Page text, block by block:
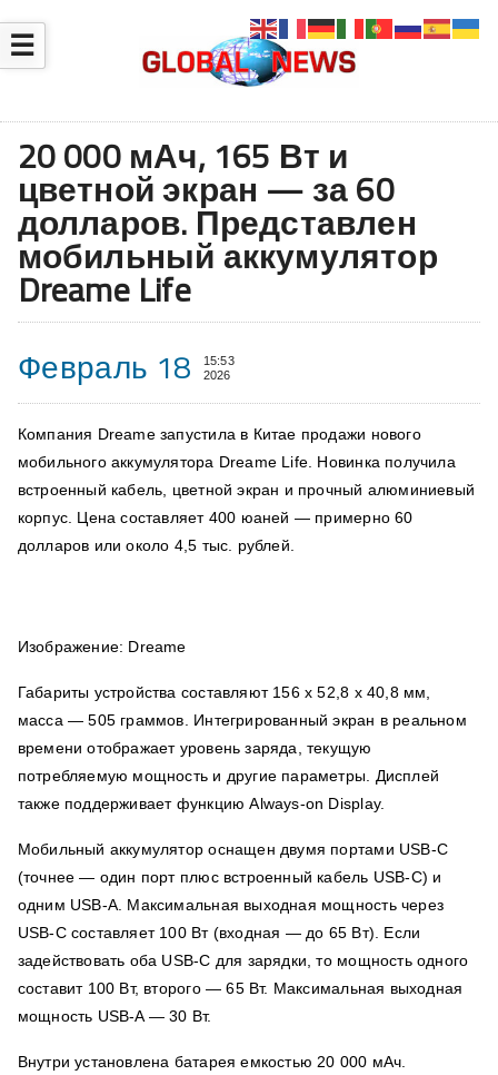
☰
20 000 мАч, 165 Вт и
цветной экран — за 60
долларов. Представлен
мобильный аккумулятор
Dreame Life
Февраль 18
15:53
2026
Компания Dreame запустила в Китае продажи нового
мобильного аккумулятора Dreame Life. Новинка получила
встроенный кабель, цветной экран и прочный алюминиевый
корпус. Цена составляет 400 юаней — примерно 60
долларов или около 4,5 тыс. рублей.
Изображение: Dreame
Габариты устройства составляют 156 x 52,8 x 40,8 мм,
масса — 505 граммов. Интегрированный экран в реальном
времени отображает уровень заряда, текущую
потребляемую мощность и другие параметры. Дисплей
также поддерживает функцию Always-on Display.
Мобильный аккумулятор оснащен двумя портами USB-C
(точнее — один порт плюс встроенный кабель USB-C) и
одним USB-A. Максимальная выходная мощность через
USB-C составляет 100 Вт (входная — до 65 Вт). Если
задействовать оба USB-C для зарядки, то мощность одного
составит 100 Вт, второго — 65 Вт. Максимальная выходная
мощность USB-A — 30 Вт.
Внутри установлена батарея емкостью 20 000 мАч.